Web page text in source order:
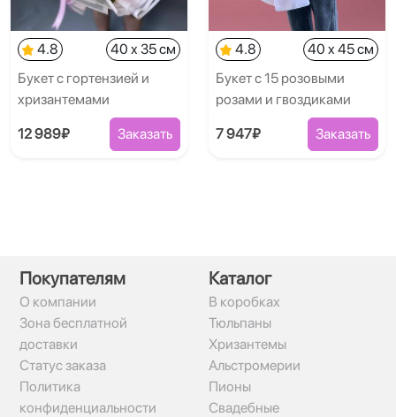
4.8
40 x 35 см
Букет с гортензией и
хризантемами
12 989₽ Заказать
4.8
40 x 45 см
Букет с 15 розовыми
розами и гвоздиками
7 947₽ Заказать
Покупателям
О компании
Зона бесплатной
доставки
Статус заказа
Политика
конфиденциальности
Каталог
В коробках
Тюльпаны
Хризантемы
Альстромерии
Пионы
Свадебные